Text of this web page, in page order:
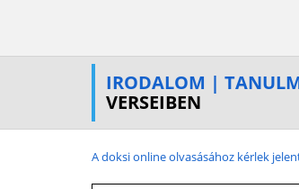
IRODALOM |
VERSEIBEN
A doksi online olvasásához kérlek